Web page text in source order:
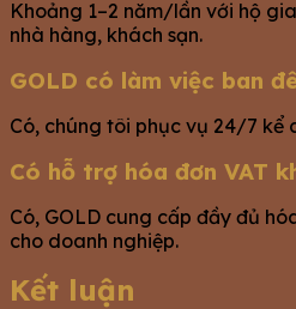
Khoảng 1–2 năm/lần với hộ
nhà hàng, khách sạn.
GOLD có làm việc ban
Có, chúng tôi phục vụ 24/7 kể
Có hỗ trợ hóa đơn VAT
Có, GOLD cung cấp đầy đủ
cho doanh nghiệp.
Kết luận